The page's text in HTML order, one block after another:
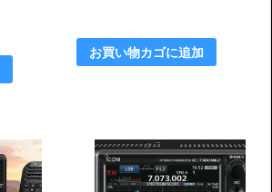
お買い物カゴに追加